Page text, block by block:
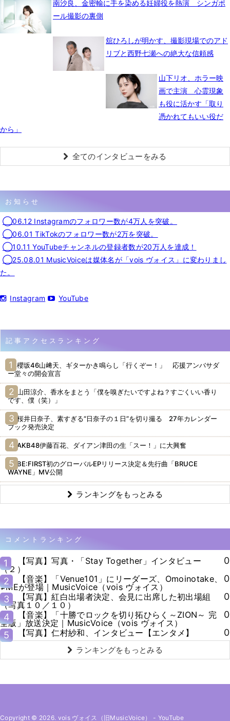
南沙良、金密輸に手を染める妊婦役を熱演 シンガポ
ール撮影の裏側
舘ひろしが明かす、撮影現場でのアド
リブと西野七瀬への絶大な信頼感
山下リオ、ホラー映
画で主演 心霊現象
も役に活かす「取り
憑かれてもいい役だ
から」
全てのインタビューをみる
お知らせ
◯06.12 Instagramのフォロワー数が4万人を突破。
◯06.01 TikTokのフォロワー数が2万を突破。
◯10.11 YouTubeチャンネルの登録者数が20万人を達成！
◯25.08.01 MusicVoiceは媒体名が「vois ヴォイス」に変わりまし
た。
Instagram YouTube
記事アクセスランキング
櫻坂46山﨑天、ギターかき鳴らし「行くぞー！」 応援アンバサダ
ー堂々の開会宣言
山田涼介、香水をまとう「僕を嗅ぎたいですよね？すごくいい香り
です、僕（笑）」
桜井日奈子、素すぎる“日奈子の１日”を切り撮る 27年カレンダー
ブック発売決定
AKB48伊藤百花、ダイアン津田の生「スー！」に大興奮
BE:FIRST初のグローバルEPリリース決定＆先行曲「BRUCE
WAYNE」MV公開
ランキングをもっとみる
コメントランキング
1
【写真】写真・「Stay Together」インタビュー
（２）
0
2
【音楽】「Venue101」にリーダーズ、Omoinotake、
≠MEが登場｜MusicVoice（vois ヴォイス）
0
3
【写真】紅白出場者決定、会見に出席した初出場組
（写真１０／１０）
0
4
【音楽】「十勝でロックを切り拓ひらく～ZION～ 完
全版」放送決定｜MusicVoice（vois ヴォイス）
0
5
【写真】仁村紗和、インタビュー【エンタメ】 0
ランキングをもっとみる
Copyright © 2026. vois ヴォイス（旧MusicVoice） - YouTube